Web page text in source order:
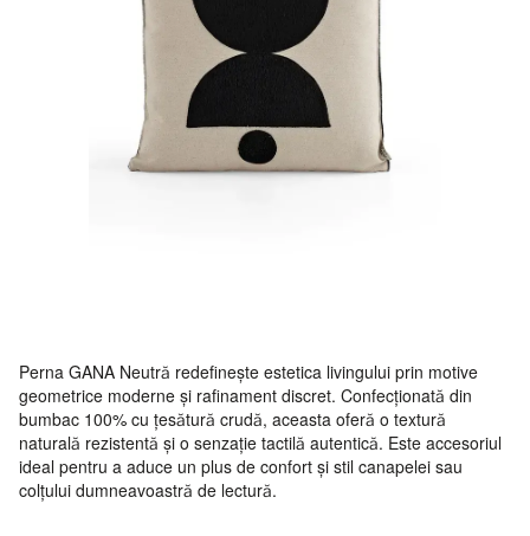
Perna GANA Neutră redefinește estetica livingului prin motive
geometrice moderne și rafinament discret. Confecționată din
bumbac 100% cu țesătură crudă, aceasta oferă o textură
naturală rezistentă și o senzație tactilă autentică. Este accesoriul
ideal pentru a aduce un plus de confort și stil canapelei sau
colțului dumneavoastră de lectură.